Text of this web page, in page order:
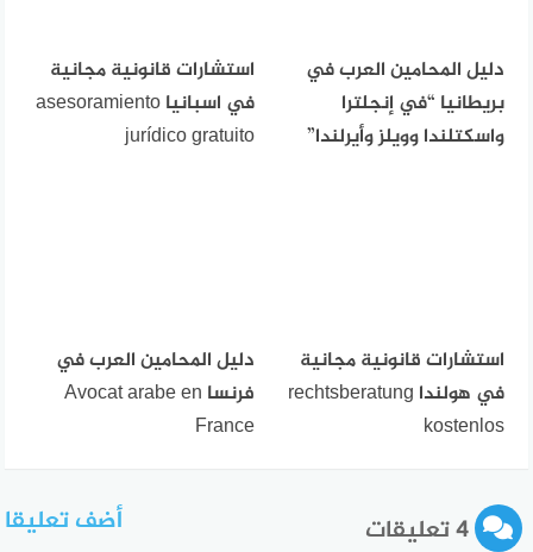
دليل المحامين العرب في
بريطانيا “في إنجلترا
واسكتلندا وويلز وأيرلندا”
استشارات قانونية مجانية
في اسبانيا asesoramiento
jurídico gratuito
استشارات قانونية مجانية
في هولندا rechtsberatung
kostenlos
دليل المحامين العرب في
فرنسا Avocat arabe en
France
4 تعليقات أضف تعليقا